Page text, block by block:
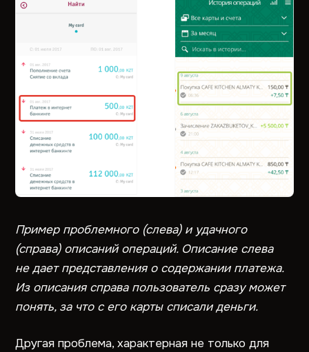
Пример проблемного (слева) и удачного
(справа) описаний операций. Описание слева
не дает представления о содержании платежа.
Из описания справа пользователь сразу может
понять, за что с его карты списали деньги.
Другая проблема, характерная не только для